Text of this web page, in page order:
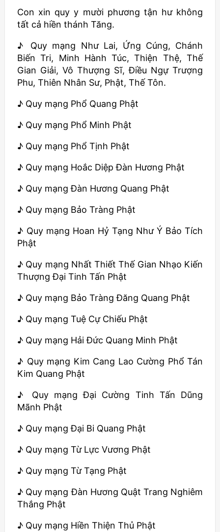
Con xin quy y mười phương tận hư không
tất cả hiền thánh Tăng.
♪ Quy mạng Như Lai, Ứng Cúng, Chánh
Biến Tri, Minh Hành Túc, Thiện Thệ, Thế
Gian Giải, Vô Thượng Sĩ, Điều Ngự Trượng
Phu, Thiên Nhân Sư, Phật, Thế Tôn.
♪ Quy mạng Phổ Quang Phật
♪ Quy mạng Phổ Minh Phật
♪ Quy mạng Phổ Tịnh Phật
♪ Quy mạng Hoắc Diệp Đàn Hương Phật
♪ Quy mạng Đàn Hương Quang Phật
♪ Quy mạng Bảo Tràng Phật
♪ Quy mạng Hoan Hỷ Tạng Như Ý Bảo Tích
Phật
♪ Quy mạng Nhất Thiết Thế Gian Nhạo Kiến
Thượng Đại Tinh Tấn Phật
♪ Quy mạng Bảo Tràng Đăng Quang Phật
♪ Quy mạng Tuệ Cự Chiếu Phật
♪ Quy mạng Hải Đức Quang Minh Phật
♪ Quy mạng Kim Cang Lao Cường Phổ Tán
Kim Quang Phật
♪ Quy mạng Đại Cường Tinh Tấn Dũng
Mãnh Phật
♪ Quy mạng Đại Bi Quang Phật
♪ Quy mạng Từ Lực Vương Phật
♪ Quy mạng Từ Tạng Phật
♪ Quy mạng Đàn Hương Quật Trang Nghiêm
Thắng Phật
♪ Quy mạng Hiền Thiện Thủ Phật